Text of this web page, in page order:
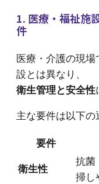
1. 医療・福祉施
件
医療・介護の現
設とは異なり、
衛生管理と安全性
主な要件は以下の
要件
衛生性
抗菌
掃し